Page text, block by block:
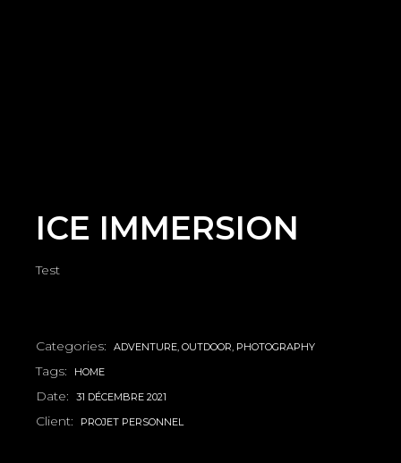
ICE IMMERSION
Test
Categories: ADVENTURE OUTDOOR PHOTOGRAPHY
Tags: HOME
Date: 31 DÉCEMBRE 2021
Client: PROJET PERSONNEL